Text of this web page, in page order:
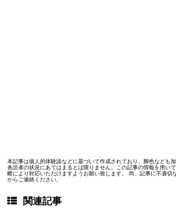
本記事は個人的体験談などに基づいて作成されており、脚色なども
各読者の状況にあてはまるとは限りません。この記事の情報を用い
断により対応いただけますようお願い致します。 尚、記事に不適切
からご連絡ください。
関連記事